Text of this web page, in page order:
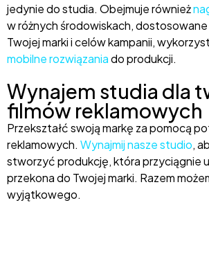
jedynie do studia. Obejmuje również
w różnych środowiskach,
Twojej marki i celów kampanii,
mobilne rozwiązaniado produkcji.
Wynajem studia dla
filmów reklamowych
Przekształć swoją markę za pomocą
reklamowych. Wynajmij nasze studio,
stworzyć produkcję, która przyciągnie
przekona do Twojej marki. Razem
wyjątkowego.